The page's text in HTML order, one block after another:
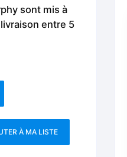
close up
illusions
pour les Enfants
Les Produits Flash Feu
sont mis à
entre 5
À MA LISTE